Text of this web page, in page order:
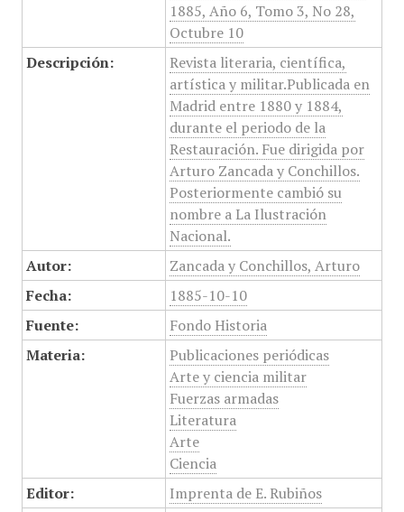
1885, Año 6, Tomo 3, No 28,
Octubre 10
Descripción:
Revista literaria, científica,
artística y militar.Publicada en
Madrid entre 1880 y 1884,
durante el periodo de la
Restauración. Fue dirigida por
Arturo Zancada y Conchillos.
Posteriormente cambió su
nombre a La Ilustración
Nacional.
Autor:
Zancada y Conchillos, Arturo
Fecha:
1885-10-10
Fuente:
Fondo Historia
Materia:
Publicaciones periódicas
Arte y ciencia militar
Fuerzas armadas
Literatura
Arte
Ciencia
Editor:
Imprenta de E. Rubiños